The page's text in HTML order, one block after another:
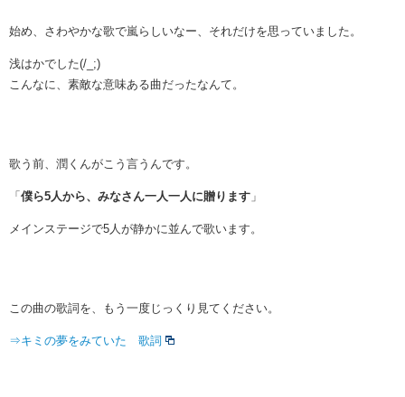
始め、さわやかな歌で嵐らしいなー、それだけを思っていました。
浅はかでした(/_;)
こんなに、素敵な意味ある曲だったなんて。
歌う前、潤くんがこう言うんです。
「 僕ら5人から、みなさん一人一人に贈ります 」
メインステージで5人が静かに並んで歌います。
この曲の歌詞を、もう一度じっくり見てください。
⇒キミの夢をみていた 歌詞